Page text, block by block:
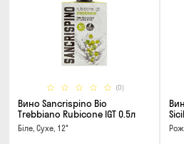
(0)
Вино Sancrispino Bio
Trebbiano Rubicone IGT 0.5л
Біле, Сухе, 12°